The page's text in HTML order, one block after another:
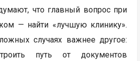
что главный вопрос при
— найти «лучшую клинику».
случаях важнее другое:
путь от документов